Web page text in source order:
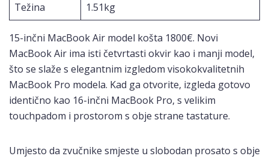
Težina
1.51kg
15-inčni MacBook Air model košta 1800€. Novi
MacBook Air ima isti četvrtasti okvir kao i manji model,
što se slaže s elegantnim izgledom visokokvalitetnih
MacBook Pro modela. Kad ga otvorite, izgleda gotovo
identično kao 16-inčni MacBook Pro, s velikim
touchpadom i prostorom s obje strane tastature.
Umjesto da zvučnike smjeste u slobodan prosato s obje